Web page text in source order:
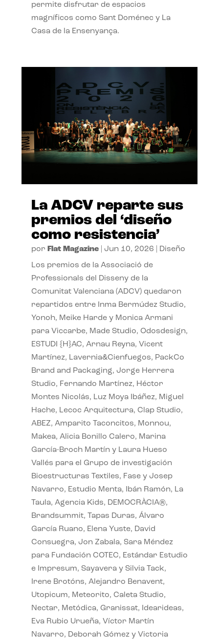
permite disfrutar de espacios
magníficos como Sant Doménec y La
Casa de la Ensenyança.
La ADCV reparte sus
premios del ‘diseño
como resistencia’
por Flat Magazine| Jun 10, 2026 Diseño
Los premios de la Associació de
Professionals del Disseny de la
Comunitat Valenciana (ADCV) quedaron
repartidos entre Inma Bermúdez Studio,
Yonoh, Meike Harde y Monica Armani
para Viccarbe, Made Studio, Odosdesign,
ESTUDI {H}AC, Arnau Reyna, Vicent
Martínez, Lavernia&Cienfuegos, PackCo
Brand and Packaging, Jorge Herrera
Studio, Fernando Martínez, Héctor
Montes Nicolás, Luz Moya Ibáñez, Miguel
Hache, Lecoc Arquitectura, Clap Studio,
ABEZ, Amparito Taconcitos, Monnou,
Makea, Alicia Bonillo Calero, Marina
García-Broch Martín y Laura Hueso
Vallés para el Grupo de investigación
Bioestructuras Textiles, Fase y Josep
Navarro, Estudio Menta, Ibán Ramón, La
Taula, Agencia Kids, DEMOCRÀCIA®,
Brandsummit, Tapas Duras, Álvaro
García Ruano, Elena Yuste, David
Consuegra, Jon Zabala, Sara Méndez
para Fundación COTEC, Estándar Estudio
e Impresum, Sayavera y Silvia Tack,
Irene Brotóns, Alejandro Benavent,
Utopicum, Meteorito, Caleta Studio,
Nectar, Metódica, Granissat, Idearideas,
Eva Rubio Urueña, Víctor Martín
Navarro, Deborah Gómez y Victoria